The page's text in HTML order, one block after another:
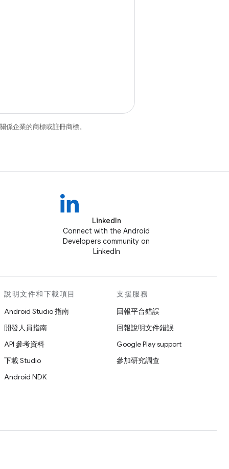
企業的商標或註冊商標。
LinkedIn
Connect with the Android
Developers community on
LinkedIn
說明文件和下載項目
Android Studio 指南
開發人員指南
API 參考資料
下載 Studio
Android NDK
支援服務
回報平台錯誤
回報說明文件錯誤
Google Play support
參加研究調查